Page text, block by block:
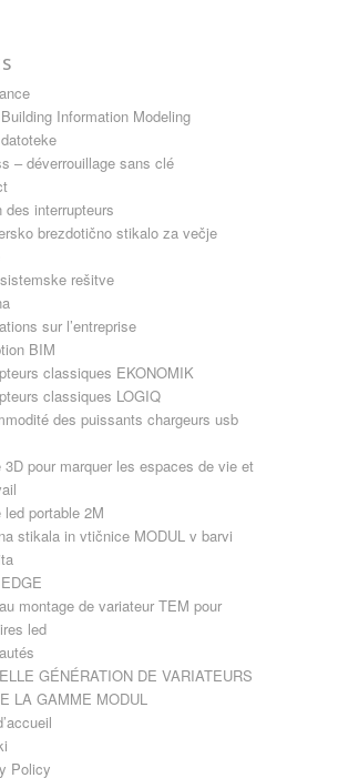
Information Modeling
– déverrouillage sans clé
des interrupteurs
brezdotično stikalo za večje
rešitve
sur l’entreprise
BIM
classiques EKONOMIK
classiques LOGIQ
des puissants chargeurs usb
3D pour marquer les espaces de vie et
led portable 2M
stikala in vtičnice MODUL v barvi
montage de variateur TEM pour
led
GÉNÉRATION DE VARIATEURS
LA GAMME MODUL
Policy